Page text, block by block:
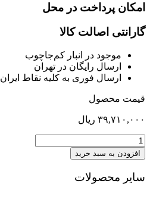
امکان پرداخت در محل
گارانتی اصالت کالا
موجود در انبار کم‌‌جاچوب
ارسال رایگان در تهران
ارسال فوری به کلیه نقاط ایران
قیمت محصول
۳۹,۷۱۰,۰۰۰ ریال
عسلی
آرایش
نوا
عدد
افزودن به سبد خرید
سایر محصولات